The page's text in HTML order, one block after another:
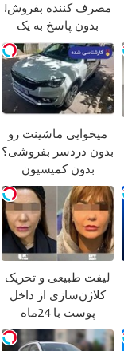
مصرف کننده بفروش!
بدون پاسخ به یک
تماس
میخوایی ماشینت رو
بدون دردسر بفروشی؟
بدون کمیسیون
لیفت طبیعی و تحریک
کلاژن‌سازی از داخل
پوست با 24ماه
ماندگاری
جوان شو